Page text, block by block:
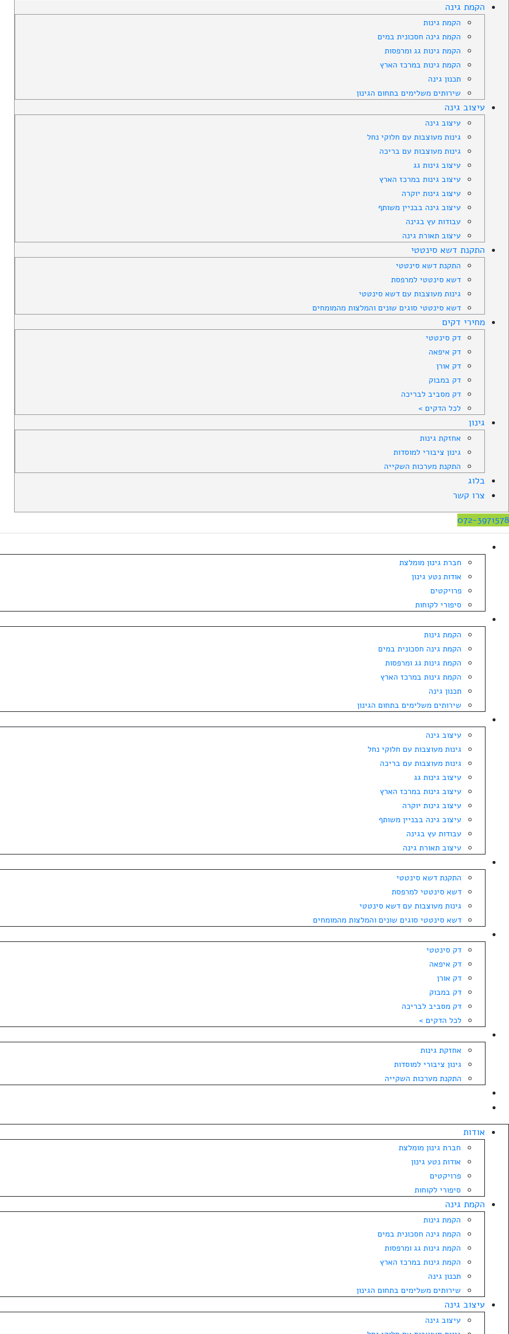
הקמת גינה
הקמת גינות
הקמת גינה חסכונית במים
הקמת גינות גג ומרפסות
הקמת גינות במרכז הארץ
תכנון גינה
שירותים משלימים בתחום הגינון
עיצוב גינה
עיצוב גינה
גינות מעוצבות עם חלוקי נחל
גינות מעוצבות עם בריכה
עיצוב גינות גג
עיצוב גינות במרכז הארץ
עיצוב גינות יוקרה
עיצוב גינה בבניין משותף
עבודות עץ בגינה
עיצוב תאורת גינה
התקנת דשא סינטטי
התקנת דשא סינטטי
דשא סינטטי למרפסת
גינות מעוצבות עם דשא סינטטי
דשא סינטטי סוגים שונים והמלצות מהמומחים
מחירי דקים
דק סינטטי
דק איפאה
דק אורן
דק במבוק
דק מסביב לבריכה
לכל הדקים >
גינון
אחזקת גינות
גינון ציבורי למוסדות
התקנת מערכות השקייה
בלוג
צרו קשר
072-3971578
חברת גינון מומלצת
אודות נטע גינון
פרויקטים
סיפורי לקוחות
הקמת גינות
הקמת גינה חסכונית במים
הקמת גינות גג ומרפסות
הקמת גינות במרכז הארץ
תכנון גינה
שירותים משלימים בתחום הגינון
עיצוב גינה
גינות מעוצבות עם חלוקי נחל
גינות מעוצבות עם בריכה
עיצוב גינות גג
עיצוב גינות במרכז הארץ
עיצוב גינות יוקרה
עיצוב גינה בבניין משותף
עבודות עץ בגינה
עיצוב תאורת גינה
התקנת דשא סינטטי
דשא סינטטי למרפסת
גינות מעוצבות עם דשא סינטטי
דשא סינטטי סוגים שונים והמלצות מהמומחים
דק סינטטי
דק איפאה
דק אורן
דק במבוק
דק מסביב לבריכה
לכל הדקים >
אחזקת גינות
גינון ציבורי למוסדות
התקנת מערכות השקייה
אודות
חברת גינון מומלצת
אודות נטע גינון
פרויקטים
סיפורי לקוחות
הקמת גינה
הקמת גינות
הקמת גינה חסכונית במים
הקמת גינות גג ומרפסות
הקמת גינות במרכז הארץ
תכנון גינה
שירותים משלימים בתחום הגינון
עיצוב גינה
עיצוב גינה